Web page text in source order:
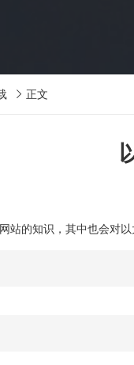
 正文
站的知识，其中也会对